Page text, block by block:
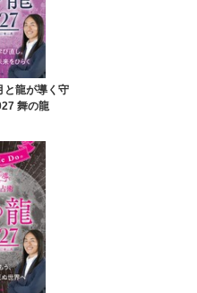
と龍が導く守
舞の龍